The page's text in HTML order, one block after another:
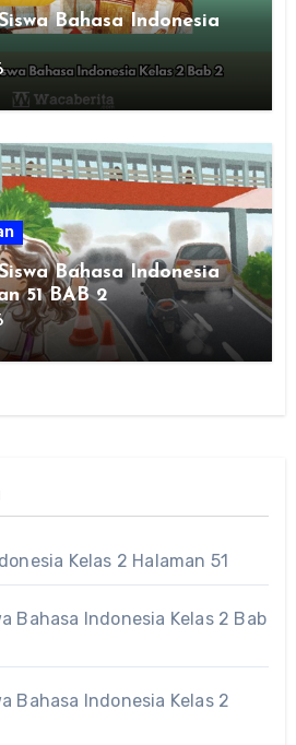
Bahasa Indonesia
Bahasa Indonesia
51 BAB 2
Kelas 2 Halaman 51
Bahasa Indonesia Kelas 2 Bab
Bahasa Indonesia Kelas 2